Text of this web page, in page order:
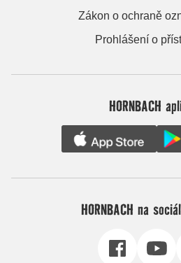
Zákon o ochraně
Prohlášení o
HORNBACH
HORNBACH na